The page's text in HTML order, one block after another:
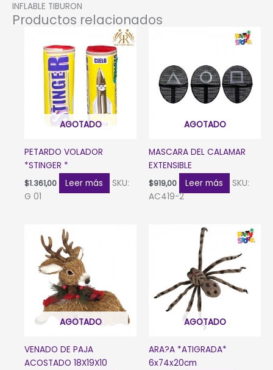
INFLABLE TIBURON
Productos relacionados
AGOTADO
PETARDO VOLADOR
*STINGER *
$1.361,00 Leer más
SKU:
G 01
AGOTADO
MASCARA DEL CALAMAR
EXTENSIBLE
$919,00 Leer más
SKU:
AC419-2
AGOTADO
VENADO DE PAJA
ACOSTADO 18X19X10
AGOTADO
ARA?A *ATIGRADA*
6x74x20cm